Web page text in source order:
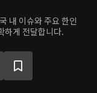
내 이슈와 주요 한인
하게 전달합니다.